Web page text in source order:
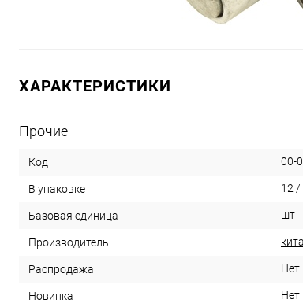
ХАРАКТЕРИСТИКИ
Прочие
Код 00-
В упаковке 12 /
Базовая единица шт
Производитель
Распродажа Нет
Новинка Нет